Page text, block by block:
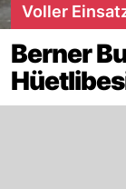
Voller
Berner